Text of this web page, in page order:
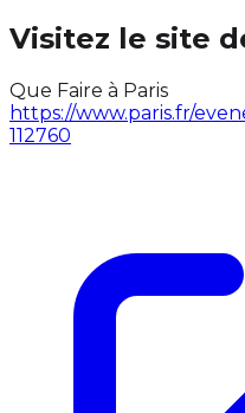
Visitez le site
Que Faire à Paris
https://www.paris.fr/
112760